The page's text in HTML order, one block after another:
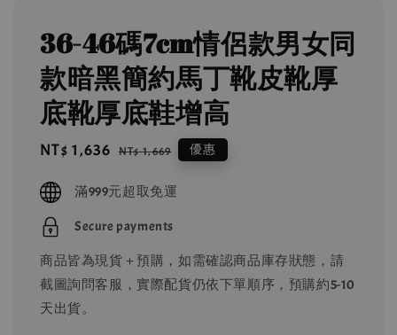
36-46碼7cm情侶款男女同
款暗黑簡約馬丁靴皮靴厚
底靴厚底鞋增高
Sale
NT$ 1,636 Regular
NT$ 1,669 優惠
滿999元超取免運
Secure payments
商品皆為現貨＋預購，如需確認商品庫存狀態，請
截圖詢問客服，實際配貨仍依下單順序，預購約5-10
天出貨。